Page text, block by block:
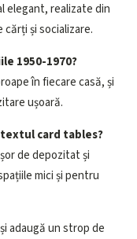
elegant, realizate din
și socializare.
1950-1970?
în fiecare casă, și
ușoară.
card tables?
de depozitat și
mici și pentru
și adaugă un strop de